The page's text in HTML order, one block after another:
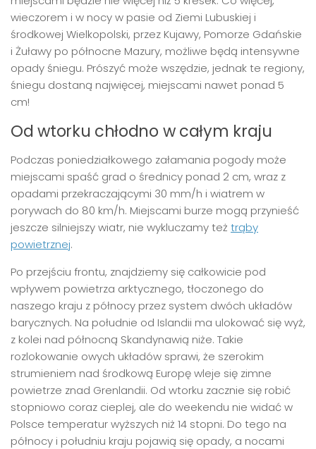
wieczorem i w nocy w pasie od Ziemi Lubuskiej i
środkowej Wielkopolski, przez Kujawy, Pomorze Gdańskie
i Żuławy po północne Mazury, możliwe będą intensywne
opady śniegu. Prószyć może wszędzie, jednak te regiony,
śniegu dostaną najwięcej, miejscami nawet ponad 5
cm!
Od wtorku chłodno w całym kraju
Podczas poniedziałkowego załamania pogody może
miejscami spaść grad o średnicy ponad 2 cm, wraz z
opadami przekraczającymi 30 mm/h i wiatrem w
porywach do 80 km/h. Miejscami burze mogą przynieść
jeszcze silniejszy wiatr, nie wykluczamy też trąby
powietrznej.
Po przejściu frontu, znajdziemy się całkowicie pod
wpływem powietrza arktycznego, tłoczonego do
naszego kraju z północy przez system dwóch układów
barycznych. Na południe od Islandii ma ulokować się wyż,
z kolei nad północną Skandynawią niże. Takie
rozlokowanie owych układów sprawi, że szerokim
strumieniem nad środkową Europę wleje się zimne
powietrze znad Grenlandii. Od wtorku zacznie się robić
stopniowo coraz cieplej, ale do weekendu nie widać w
Polsce temperatur wyższych niż 14 stopni. Do tego na
północy i południu kraju pojawią się opady, a nocami